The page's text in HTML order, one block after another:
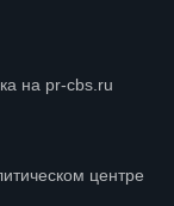
на pr-cbs.ru
центре